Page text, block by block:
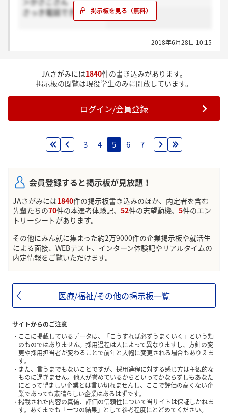
さっき電話できました。
2018年6月28日 10:15
JAさがみには1840件の書き込みがあります。
掲示板の閲覧は現役学生のみに開放しています。
ログイン/会員登録
3 4 5 6 7
会員登録すると掲示板が見放題！
JAさがみには1840件の掲示板書き込みのほか、内定者を含む
先輩たちの70件の本選考体験記、 52件の志望動機、 5件のエン
トリーシートがあります。
その他にみん就に集まった約2万9000件の企業掲示板や就活生
による面接、WEBテスト、インターン体験記やリアルタイムの
内定情報をご覧いただけます。
医療/福祉/その他の掲示板一覧
サイトからのご注意
ここに掲載しているデータは、「こうすれば必ずうまくいく」という類
のものではありません。採用過程は人によって異なりますし、方針の変
更や採用担当者が変わることで前年と大幅に変更される場合もありえま
す。
また、言うまでもないことですが、採用過程に対する感じ方は主観的な
ものに過ぎません。他人が誉めているからといってかならずしもあなた
にとって望ましい企業とは言い切れませんし、ここで評価の高くない企
業であっても素晴らしい企業はあるはずです。
掲載された内容の真偽、評価の信頼性について当サイトは保証しかねま
す。あくまでも「一つの結果」として参考程度にとどめてください。